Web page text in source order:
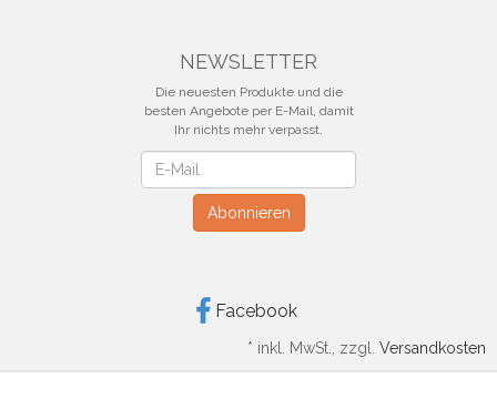
NEWSLETTER
Die neuesten Produkte und die
besten Angebote per E-Mail, damit
Ihr nichts mehr verpasst.
Abonnieren
Facebook
* inkl. MwSt., zzgl. Versandkosten